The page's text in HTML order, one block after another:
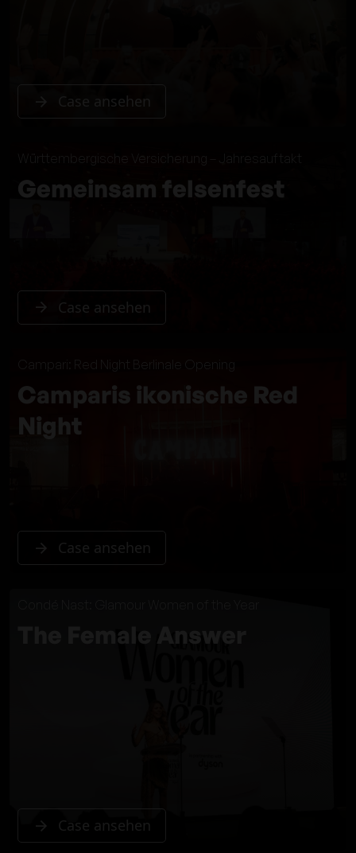
Case ansehen
Württembergische Versicherung – Jahresauftakt
Gemeinsam felsenfest
Case ansehen
Campari: Red Night Berlinale Opening
Camparis ikonische Red
Night
Case ansehen
The Female Answer
Case ansehen